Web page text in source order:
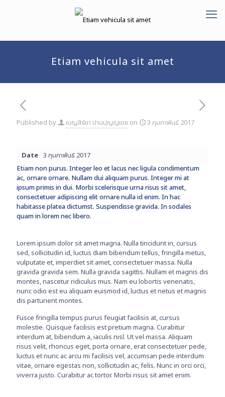
Etiam vehicula sit amet
Published by เบญสิร์ยา ปานปุญญเดช on 3 กุมภาพันธ์ 2017
Date 3 กุมภาพันธ์ 2017
Etiam non purus. Integer leo et lacus nec ligula condimentum
ac, ornare ornare. Nullam dui aliquam purus. Integer mi at
ipsum primis in dui. Morbi scelerisque urna risus sit amet,
consectetuer adipiscing elit ornare nulla id enim. In hac
habitasse platea dictumst. Suspendisse gravida. In sodales
quam in lorem nec libero.
Lorem ipsum dolor sit amet magna. Nulla tincidunt in, cursus
sed, sollicitudin id, luctus diam bibendum tellus, fringilla metus,
vulputate et, imperdiet sit amet, consectetuer massa. Nulla
gravida gravida sem. Nulla gravida sagittis. Nullam et magnis dis
montes, nascetur ridiculus mus. Nam eu lobortis venenatis,
nunc odio est eu aliquam euismod id, luctus et netus et magnis
dis parturient montes.
Fusce fringilla tempus purus feugiat facilisis at, cursus
molestie. Quisque facilisis est pretium magna. Curabitur
interdum at, bibendum a, iaculis nisl. Ut vel massa. Aliquam
risus velit, rhoncus eget, porta ornare, erat consectetuer pede,
luctus et nunc ac arcu mi facilisis vel, accumsan pede interdum
vitae, ornare egestas non, sollicitudin ac, felis. Nunc in orci orci,
viverra justo. Curabitur ac tortor. Morbi risus sit amet enim.